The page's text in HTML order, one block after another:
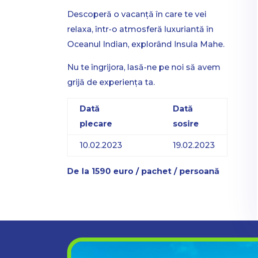
Descoperă o vacanță în care te vei
relaxa, într-o atmosferă luxuriantă în
Oceanul Indian, explorând Insula Mahe.
Nu te îngrijora, lasă-ne pe noi să avem
grijă de experiența ta.
Dată
plecare
Dată
sosire
10.02.2023 19.02.2023
De la 1590 euro / pachet / persoană